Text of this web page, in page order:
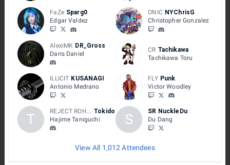
FaZe Sparg0
Edgar Valdez
ONIC NYChrisG
Christopher Gonzalez
AlexiMK DR_Gross
Daris Daniel
CR Tachikawa
Tachikawa Toru
ILLICIT KUSANAGI
Antonio Medrano
FLY Punk
Victor Woodley
T REJECT ROHTOZ! Tokido
Hajime Taniguchi
S
SR NuckleDu
Du Dang
View All 1,012 Attendees